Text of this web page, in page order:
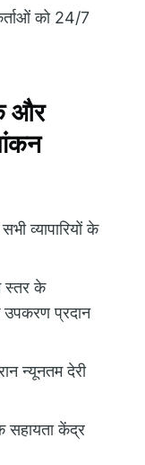
को 24/7
और
व्यापारियों के
स्तर के
उपकरण प्रदान
न्यूनतम देरी
सहायता केंद्र